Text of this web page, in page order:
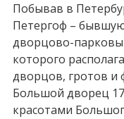
Побывав в
Петергоф –
дворцово-
которого
дворцов, гротов и
Большой дворец
красотами